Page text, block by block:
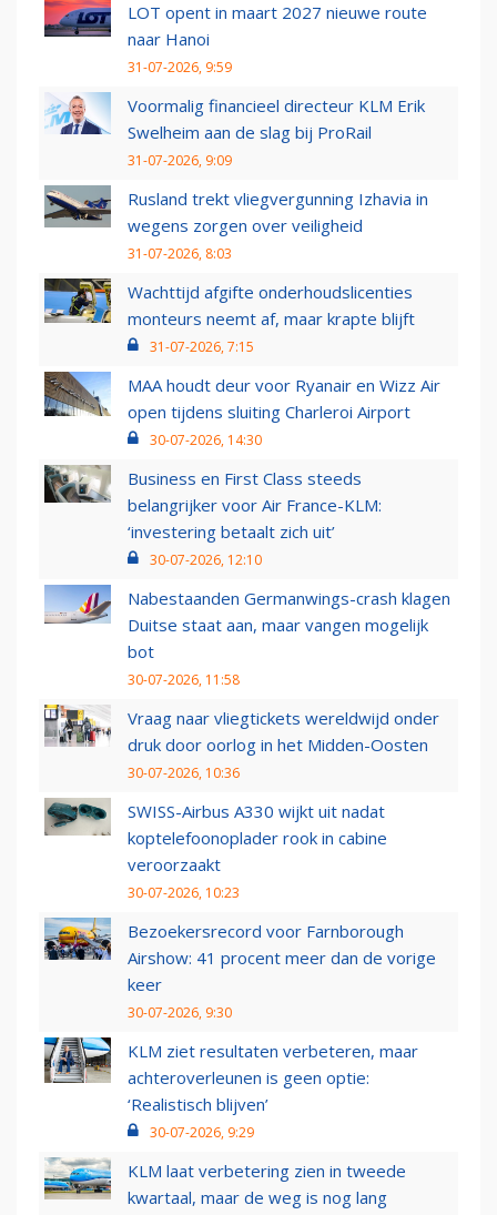
LOT opent in maart 2027 nieuwe route
naar Hanoi
31-07-2026, 9:59
Voormalig financieel directeur KLM Erik
Swelheim aan de slag bij ProRail
31-07-2026, 9:09
Rusland trekt vliegvergunning Izhavia in
wegens zorgen over veiligheid
31-07-2026, 8:03
Wachttijd afgifte onderhoudslicenties
monteurs neemt af, maar krapte blijft
31-07-2026, 7:15
MAA houdt deur voor Ryanair en Wizz Air
open tijdens sluiting Charleroi Airport
30-07-2026, 14:30
Business en First Class steeds
belangrijker voor Air France-KLM:
‘investering betaalt zich uit’
30-07-2026, 12:10
Nabestaanden Germanwings-crash klagen
Duitse staat aan, maar vangen mogelijk
bot
30-07-2026, 11:58
Vraag naar vliegtickets wereldwijd onder
druk door oorlog in het Midden-Oosten
30-07-2026, 10:36
SWISS-Airbus A330 wijkt uit nadat
koptelefoonoplader rook in cabine
veroorzaakt
30-07-2026, 10:23
Bezoekersrecord voor Farnborough
Airshow: 41 procent meer dan de vorige
keer
30-07-2026, 9:30
KLM ziet resultaten verbeteren, maar
achteroverleunen is geen optie:
‘Realistisch blijven’
30-07-2026, 9:29
KLM laat verbetering zien in tweede
kwartaal, maar de weg is nog lang